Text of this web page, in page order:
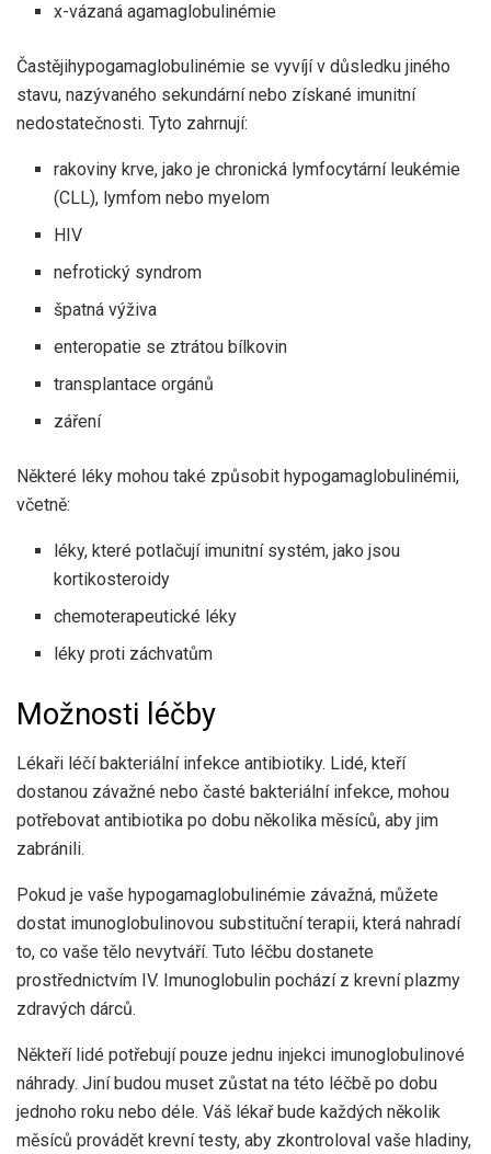
x-vázaná agamaglobulinémie
Častějihypogamaglobulinémie se vyvíjí v důsledku jiného
stavu, nazývaného sekundární nebo získané imunitní
nedostatečnosti. Tyto zahrnují:
rakoviny krve, jako je chronická lymfocytární leukémie
(CLL), lymfom nebo myelom
HIV
nefrotický syndrom
špatná výživa
enteropatie se ztrátou bílkovin
transplantace orgánů
záření
Některé léky mohou také způsobit hypogamaglobulinémii,
včetně:
léky, které potlačují imunitní systém, jako jsou
kortikosteroidy
chemoterapeutické léky
léky proti záchvatům
Možnosti léčby
Lékaři léčí bakteriální infekce antibiotiky. Lidé, kteří
dostanou závažné nebo časté bakteriální infekce, mohou
potřebovat antibiotika po dobu několika měsíců, aby jim
zabránili.
Pokud je vaše hypogamaglobulinémie závažná, můžete
dostat imunoglobulinovou substituční terapii, která nahradí
to, co vaše tělo nevytváří. Tuto léčbu dostanete
prostřednictvím IV. Imunoglobulin pochází z krevní plazmy
zdravých dárců.
Někteří lidé potřebují pouze jednu injekci imunoglobulinové
náhrady. Jiní budou muset zůstat na této léčbě po dobu
jednoho roku nebo déle. Váš lékař bude každých několik
měsíců provádět krevní testy, aby zkontroloval vaše hladiny,